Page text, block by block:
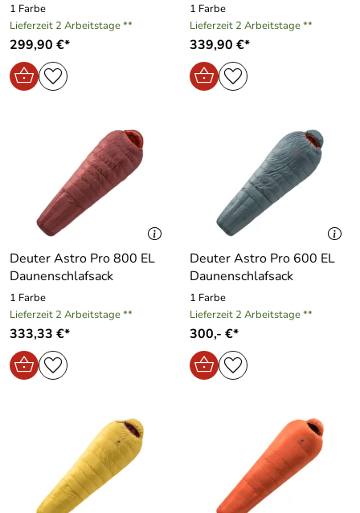
1 Farbe
Lieferzeit 2 Arbeitstage **
299,90 €*
1 Farbe
Lieferzeit 2 Arbeitstage **
339,90 €*
Deuter Astro Pro 800 EL
Daunenschlafsack
1 Farbe
Lieferzeit 2 Arbeitstage **
333,33 €*
Deuter Astro Pro 600 EL
Daunenschlafsack
1 Farbe
Lieferzeit 2 Arbeitstage **
300,- €*